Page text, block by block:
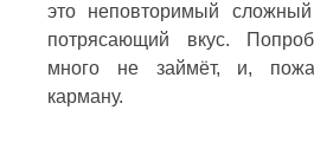
это неповторимый
потрясающий вкус.
много не займёт, и,
карману.